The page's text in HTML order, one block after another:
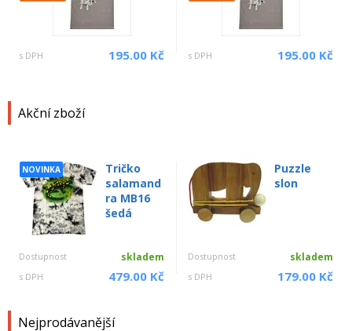
Akční zboží
NOVINKA
Tričko
salamand
ra MB16
šedá
Dostupnost skladem
s DPH 479.00 Kč
Puzzle
slon
Dostupnost skladem
s DPH 179.00 Kč
Nejprodávanější
s DPH 195.00 Kč s DPH 195.00 Kč